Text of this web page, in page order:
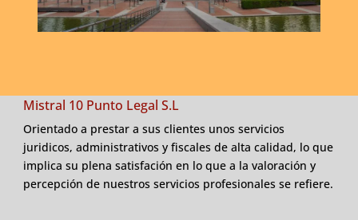
Mistral 10 Punto Legal S.L
Orientado a prestar a sus clientes unos servicios
juridicos, administrativos y fiscales de alta calidad, lo que
implica su plena satisfación en lo que a la valoración y
percepción de nuestros servicios profesionales se refiere.